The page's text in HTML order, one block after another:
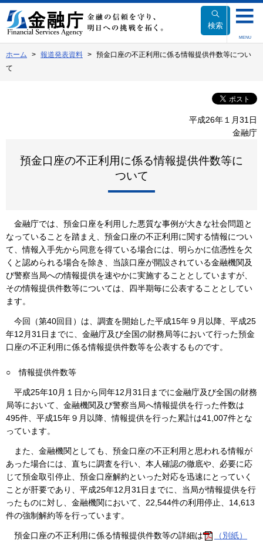
文
へ
動
検索
MENU
ホーム 報道発表資料
預金口座の不正利用に係る情報提供件数等につい
て
平成26年１月31日
金融庁
預金口座の不正利用に係る情報提供件数等に
ついて
金融庁では、預金口座を利用した悪質な事例が大きな社会問題と
なっていることを踏まえ、預金口座の不正利用に関する情報につい
て、情報入手先から同意を得ている場合には、明らかに信憑性を欠
くと認められる場合を除き、当該口座が開設されている金融機関及
び警察当局への情報提供を速やかに実施することとしていますが、
その情報提供件数等については、四半期毎に公表することとしてい
ます。
今回（第40回目）は、調査を開始した平成15年９月以降、平成25
年12月31日までに、金融庁及び全国の財務局等において行った預金
口座の不正利用に係る情報提供件数等を公表するものです。
○ 情報提供件数等
平成25年10月１日から同年12月31日までに金融庁及び全国の財務
局等において、金融機関及び警察当局へ情報提供を行った件数は
495件、平成15年９月以降、情報提供を行った累計は41,007件とな
っています。
また、金融機関としても、預金口座の不正利用と思われる情報が
あった場合には、直ちに調査を行い、本人確認の徹底や、必要に応
じて預金取引停止、預金口座解約といった対応を迅速にとっていく
ことが肝要であり、平成25年12月31日までに、当局が情報提供を行
ったものに対し、金融機関において、22,544件の利用停止、14,613
件の強制解約等を行っています。
預金口座の不正利用に係る情報提供件数等の詳細は
（別紙）